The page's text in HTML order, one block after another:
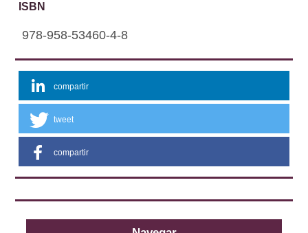
ISBN
978-958-53460-4-8
compartir
tweet
compartir